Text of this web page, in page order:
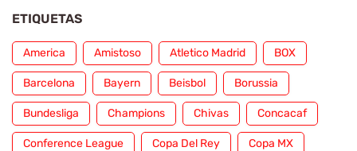
ETIQUETAS
America Amistoso Atletico Madrid BOX
Barcelona Bayern Beisbol Borussia
Bundesliga Champions Chivas Concacaf
Conference League Copa Del Rey Copa MX